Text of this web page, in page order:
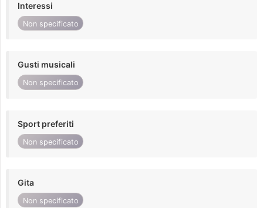
Interessi
Non specificato
Gusti musicali
Non specificato
Sport preferiti
Non specificato
Gita
Non specificato